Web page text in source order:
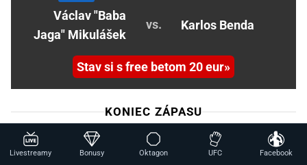
Václav "Baba
Jaga" Mikulášek
vs. Karlos Benda
Stav si s free betom 20 eur
KONIEC ZÁPASU
3:55 🔥 Benda inkasuje a je opäť na zemi, zápas sa
Livestreamy Bonusy Oktagon UFC Facebook